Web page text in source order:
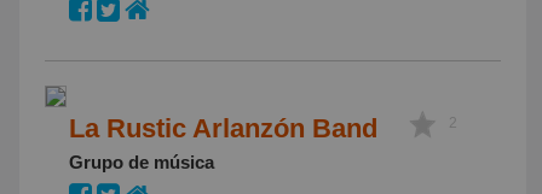
La Rustic Arlanzón Band
Grupo de música
2